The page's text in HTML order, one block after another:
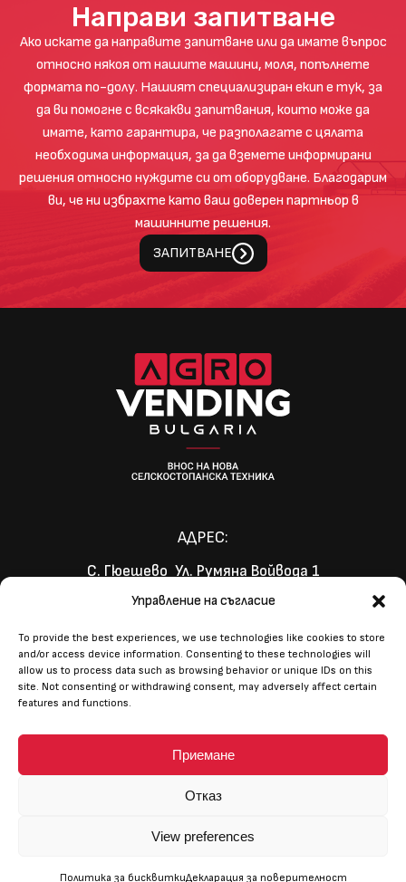
Управление на съгласие
To provide the best experiences, we use technologies like cookies to store
and/or access device information. Consenting to these technologies will
allow us to process data such as browsing behavior or unique IDs on this
site. Not consenting or withdrawing consent, may adversely affect certain
features and functions.
Приемане
Отказ
View preferences
Политика за бисквиткиДекларация за поверителност
Направи запитване
Ако искате да направите запитване или да имате въпрос
относно някоя от нашите машини, моля, попълнете
формата по-долу. Нашият специализиран екип е тук, за
да ви помогне с всякакви запитвания, които може да
имате, като гарантира, че разполагате с цялата
необходима информация, за да вземете информирани
решения относно нуждите си от оборудване. Благодарим
ви, че ни избрахте като ваш доверен партньор в
машинните решения.
ЗАПИТВАНЕ
АДРЕС:
С. Гюешево Ул. Румяна Войвода 1
ПРАВИЛА И УСЛОВИЯ
КОНТАКТИ
+359 887 349 991
AGROVENDING@YAHOO.COM
© 2025 AGRO VENDING BULGARIA. ВСИЧКИ ПРАВА ЗАПАЗЕНИ!
ИЗРАБОТКА НА